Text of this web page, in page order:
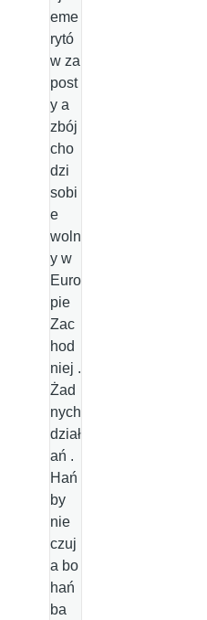
eme
rytó
w za
post
y a
zbój
cho
dzi
sobi
e
woln
y w
Euro
pie
Zac
hod
niej .
Żad
nych
dział
ań .
Hań
by
nie
czuj
a bo
hań
ba